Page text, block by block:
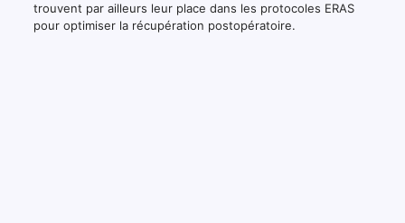
trouvent par ailleurs leur place dans les protocoles ERAS
pour optimiser la récupération postopératoire.